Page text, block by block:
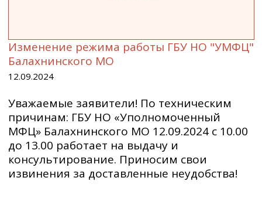
Изменение режима работы ГБУ НО "УМФЦ"
Балахнинского МО
12.09.2024
Уважаемые заявители! По техническим
причинам: ГБУ НО «Уполномоченный
МФЦ» Балахнинского МО 12.09.2024 с 10.00
до 13.00 работает на выдачу и
консультирование. Приносим свои
извинения за доставленные неудобства!